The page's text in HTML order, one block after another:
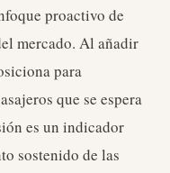
proactivo de
mercado. Al añadir
para
que se espera
es un indicador
sostenido de las